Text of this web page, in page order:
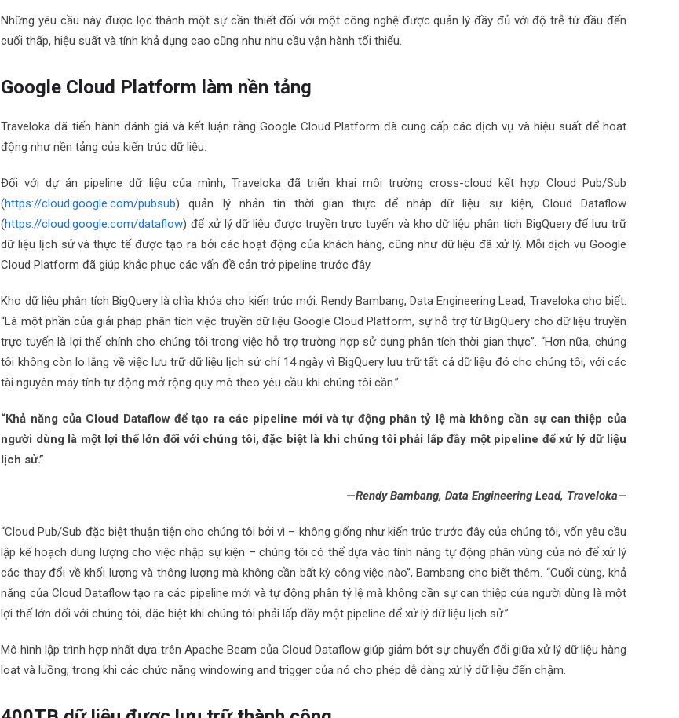
Những yêu cầu này được lọc thành một sự cần thiết đối với một công nghệ được quản lý đầy đủ với độ trễ từ đầu đến
cuối thấp, hiệu suất và tính khả dụng cao cũng như nhu cầu vận hành tối thiểu.
Google Cloud Platform làm nền tảng
Traveloka đã tiến hành đánh giá và kết luận rằng Google Cloud Platform đã cung cấp các dịch vụ và hiệu suất để hoạt
động như nền tảng của kiến trúc dữ liệu.
Đối với dự án pipeline dữ liệu của mình, Traveloka đã triển khai môi trường cross-cloud kết hợp Cloud Pub/Sub
(https://cloud.google.com/pubsub) quản lý nhắn tin thời gian thực để nhập dữ liệu sự kiện, Cloud Dataflow
(https://cloud.google.com/dataflow) để xử lý dữ liệu được truyền trực tuyến và kho dữ liệu phân tích BigQuery để lưu trữ
dữ liệu lịch sử và thực tế được tạo ra bởi các hoạt động của khách hàng, cũng như dữ liệu đã xử lý. Mỗi dịch vụ Google
Cloud Platform đã giúp khắc phục các vấn đề cản trở pipeline trước đây.
Kho dữ liệu phân tích BigQuery là chìa khóa cho kiến trúc mới. Rendy Bambang, Data Engineering Lead, Traveloka cho biết:
“Là một phần của giải pháp phân tích việc truyền dữ liệu Google Cloud Platform, sự hỗ trợ từ BigQuery cho dữ liệu truyền
trực tuyến là lợi thế chính cho chúng tôi trong việc hỗ trợ trường hợp sử dụng phân tích thời gian thực”. “Hơn nữa, chúng
tôi không còn lo lắng về việc lưu trữ dữ liệu lịch sử chỉ 14 ngày vì BigQuery lưu trữ tất cả dữ liệu đó cho chúng tôi, với các
tài nguyên máy tính tự động mở rộng quy mô theo yêu cầu khi chúng tôi cần.”
“Khả năng của Cloud Dataflow để tạo ra các pipeline mới và tự động phân tỷ lệ mà không cần sự can thiệp của
người dùng là một lợi thế lớn đối với chúng tôi, đặc biệt là khi chúng tôi phải lấp đầy một pipeline để xử lý dữ liệu
lịch sử.”
—Rendy Bambang, Data Engineering Lead, Traveloka—
“Cloud Pub/Sub đặc biệt thuận tiện cho chúng tôi bởi vì – không giống như kiến trúc trước đây của chúng tôi, vốn yêu cầu
lập kế hoạch dung lượng cho việc nhập sự kiện – chúng tôi có thể dựa vào tính năng tự động phân vùng của nó để xử lý
các thay đổi về khối lượng và thông lượng mà không cần bất kỳ công việc nào”, Bambang cho biết thêm. “Cuối cùng, khả
năng của Cloud Dataflow tạo ra các pipeline mới và tự động phân tỷ lệ mà không cần sự can thiệp của người dùng là một
lợi thế lớn đối với chúng tôi, đặc biệt khi chúng tôi phải lấp đầy một pipeline để xử lý dữ liệu lịch sử.”
Mô hình lập trình hợp nhất dựa trên Apache Beam của Cloud Dataflow giúp giảm bớt sự chuyển đổi giữa xử lý dữ liệu hàng
loạt và luồng, trong khi các chức năng windowing and trigger của nó cho phép dễ dàng xử lý dữ liệu đến chậm.